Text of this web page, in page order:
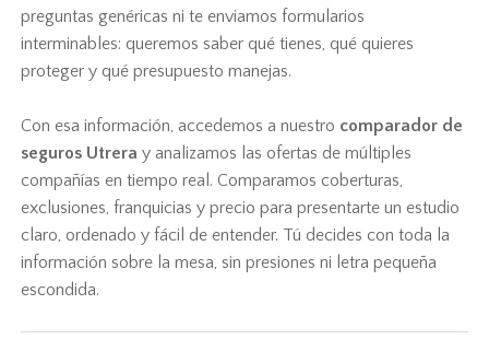
preguntas genéricas ni te enviamos formularios
interminables: queremos saber qué tienes, qué quieres
proteger y qué presupuesto manejas.
Con esa información, accedemos a nuestro comparador de
seguros Utrera y analizamos las ofertas de múltiples
compañías en tiempo real. Comparamos coberturas,
exclusiones, franquicias y precio para presentarte un estudio
claro, ordenado y fácil de entender. Tú decides con toda la
información sobre la mesa, sin presiones ni letra pequeña
escondida.